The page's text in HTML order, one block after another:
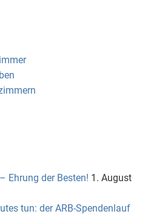
Ehrung der Besten! 1. August
tun: der ARB-Spendenlauf